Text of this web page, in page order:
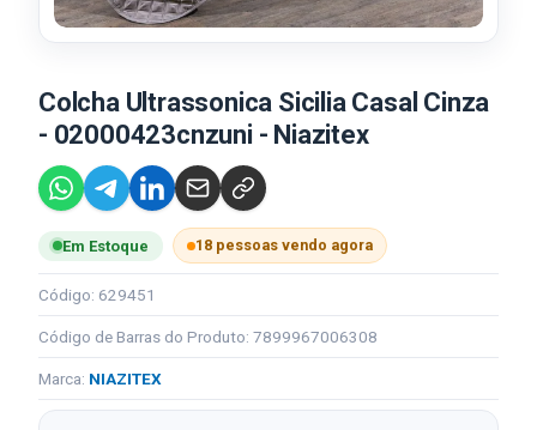
Colcha Ultrassonica Sicilia Casal Cinza
- 02000423cnzuni - Niazitex
Em Estoque 18 pessoas vendo agora
Código: 629451
Código de Barras do Produto: 7899967006308
Marca: NIAZITEX